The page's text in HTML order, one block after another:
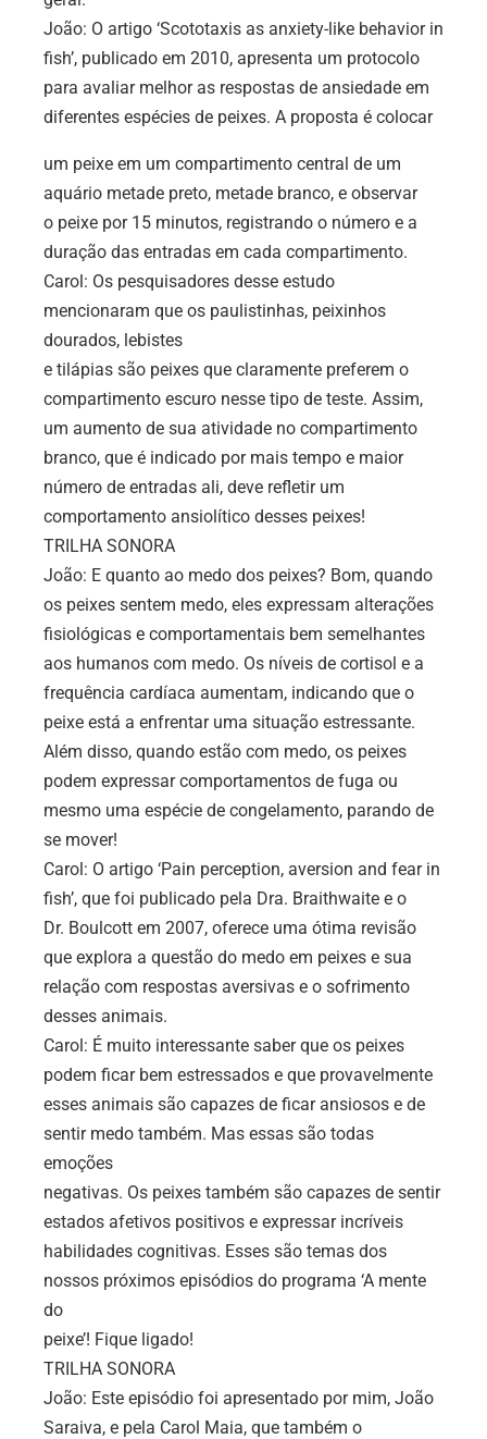
João: O artigo ‘Scototaxis as anxiety-like behavior in
fish’, publicado em 2010, apresenta um protocolo
para avaliar melhor as respostas de ansiedade em
diferentes espécies de peixes. A proposta é colocar
um peixe em um compartimento central de um
aquário metade preto, metade branco, e observar
o peixe por 15 minutos, registrando o número e a
duração das entradas em cada compartimento.
Carol: Os pesquisadores desse estudo
mencionaram que os paulistinhas, peixinhos
dourados, lebistes
e tilápias são peixes que claramente preferem o
compartimento escuro nesse tipo de teste. Assim,
um aumento de sua atividade no compartimento
branco, que é indicado por mais tempo e maior
número de entradas ali, deve refletir um
comportamento ansiolítico desses peixes!
TRILHA SONORA
João: E quanto ao medo dos peixes? Bom, quando
os peixes sentem medo, eles expressam alterações
fisiológicas e comportamentais bem semelhantes
aos humanos com medo. Os níveis de cortisol e a
frequência cardíaca aumentam, indicando que o
peixe está a enfrentar uma situação estressante.
Além disso, quando estão com medo, os peixes
podem expressar comportamentos de fuga ou
mesmo uma espécie de congelamento, parando de
se mover!
Carol: O artigo ‘Pain perception, aversion and fear in
fish’, que foi publicado pela Dra. Braithwaite e o
Dr. Boulcott em 2007, oferece uma ótima revisão
que explora a questão do medo em peixes e sua
relação com respostas aversivas e o sofrimento
desses animais.
Carol: É muito interessante saber que os peixes
podem ficar bem estressados e que provavelmente
esses animais são capazes de ficar ansiosos e de
sentir medo também. Mas essas são todas
emoções
negativas. Os peixes também são capazes de sentir
estados afetivos positivos e expressar incríveis
habilidades cognitivas. Esses são temas dos
nossos próximos episódios do programa ‘A mente
do
peixe’! Fique ligado!
TRILHA SONORA
João: Este episódio foi apresentado por mim, João
Saraiva, e pela Carol Maia, que também o